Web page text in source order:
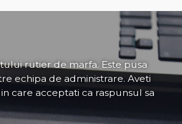
rutier de marfa. Este pusa
echipa de administrare. Aveti
care acceptati ca raspunsul sa